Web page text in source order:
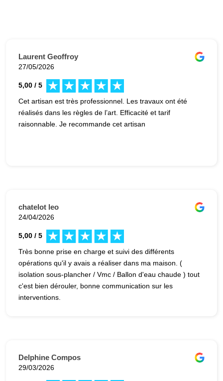
Laurent Geoffroy
27/05/2026
5,00 / 5
Cet artisan est très professionnel. Les travaux ont été
réalisés dans les règles de l’art. Efficacité et tarif
raisonnable. Je recommande cet artisan
chatelot leo
24/04/2026
5,00 / 5
Très bonne prise en charge et suivi des différents
opérations qu'il y avais a réaliser dans ma maison. (
isolation sous-plancher / Vmc / Ballon d'eau chaude ) tout
c'est bien dérouler, bonne communication sur les
interventions.
Delphine Compos
29/03/2026